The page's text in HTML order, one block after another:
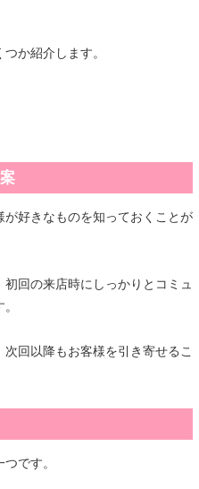
か紹介します。
が好きなものを知っておくことが
回の来店時にしっかりとコミュ
回以降もお客様を引き寄せるこ
です。